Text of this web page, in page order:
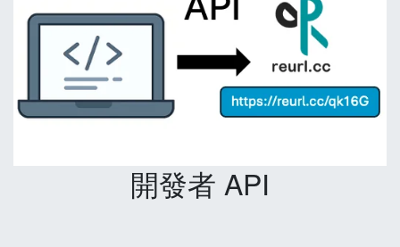
開發者 API